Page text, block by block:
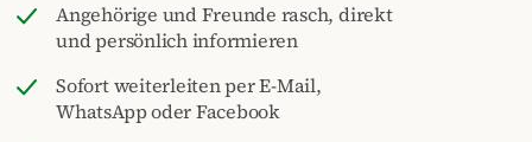
Angehörige und Freunde rasch, direkt
und persönlich informieren
Sofort weiterleiten per E-Mail,
WhatsApp oder Facebook